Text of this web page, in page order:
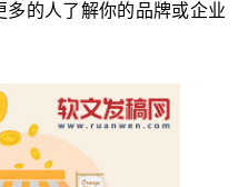
的人了解你的品牌或企业